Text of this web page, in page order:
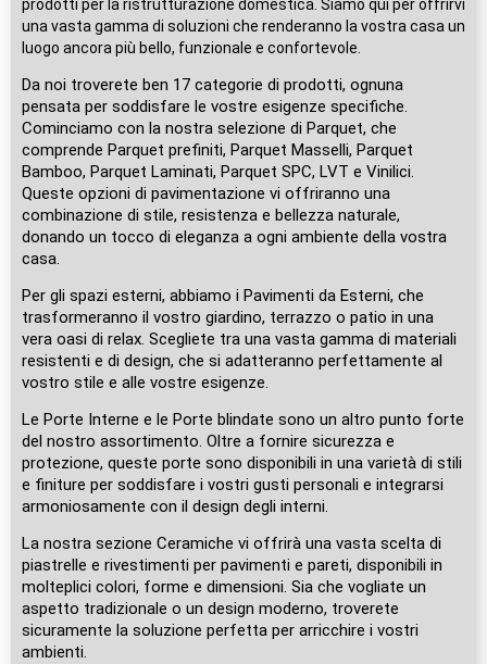
prodotti per la ristrutturazione domestica. Siamo qui per offrirvi
una vasta gamma di soluzioni che renderanno la vostra casa un
luogo ancora più bello, funzionale e confortevole.
Da noi troverete ben 17 categorie di prodotti, ognuna
pensata per soddisfare le vostre esigenze specifiche.
Cominciamo con la nostra selezione di Parquet, che
comprende Parquet prefiniti, Parquet Masselli, Parquet
Bamboo, Parquet Laminati, Parquet SPC, LVT e Vinilici.
Queste opzioni di pavimentazione vi offriranno una
combinazione di stile, resistenza e bellezza naturale,
donando un tocco di eleganza a ogni ambiente della vostra
casa.
Per gli spazi esterni, abbiamo i Pavimenti da Esterni, che
trasformeranno il vostro giardino, terrazzo o patio in una
vera oasi di relax. Scegliete tra una vasta gamma di materiali
resistenti e di design, che si adatteranno perfettamente al
vostro stile e alle vostre esigenze.
Le Porte Interne e le Porte blindate sono un altro punto forte
del nostro assortimento. Oltre a fornire sicurezza e
protezione, queste porte sono disponibili in una varietà di stili
e finiture per soddisfare i vostri gusti personali e integrarsi
armoniosamente con il design degli interni.
La nostra sezione Ceramiche vi offrirà una vasta scelta di
piastrelle e rivestimenti per pavimenti e pareti, disponibili in
molteplici colori, forme e dimensioni. Sia che vogliate un
aspetto tradizionale o un design moderno, troverete
sicuramente la soluzione perfetta per arricchire i vostri
ambienti.